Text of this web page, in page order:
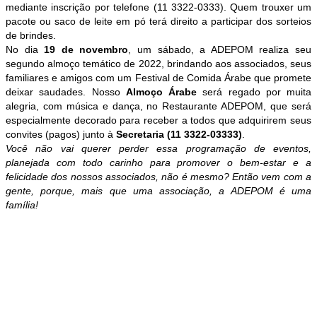
mediante inscrição por telefone (11 3322-0333). Quem trouxer um
pacote ou saco de leite em pó terá direito a participar dos sorteios
de brindes.
No dia 19 de novembro , um sábado, a ADEPOM realiza seu
segundo almoço temático de 2022, brindando aos associados, seus
familiares e amigos com um Festival de Comida Árabe que promete
deixar saudades. Nosso Almoço Árabe será regado por muita
alegria, com música e dança, no Restaurante ADEPOM, que será
especialmente decorado para receber a todos que adquirirem seus
convites (pagos) junto à Secretaria (11 3322-03333)
Você não vai querer perder essa programação de eventos,
planejada com todo carinho para promover o bem-estar e a
felicidade dos nossos associados, não é mesmo? Então vem com a
gente, porque, mais que uma associação, a ADEPOM é uma
família!